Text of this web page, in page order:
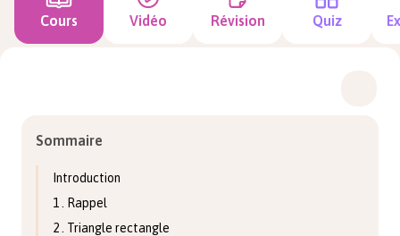
Cours Vidéo Révision Quiz
Sommaire
Introduction
1 . Rappel
2 . Triangle rectangle